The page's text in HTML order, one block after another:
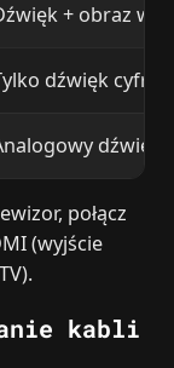
+ obraz w
dźwięk
dźwięk
połącz
(wyjście
TV).
kabli